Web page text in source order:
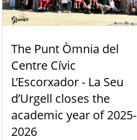
The Punt Òmnia del
Centre Cívic
L’Escorxador - La Seu
d’Urgell closes the
academic year of 2025-
2026